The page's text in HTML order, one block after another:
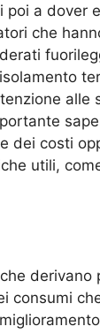
a
che
costi
utili,